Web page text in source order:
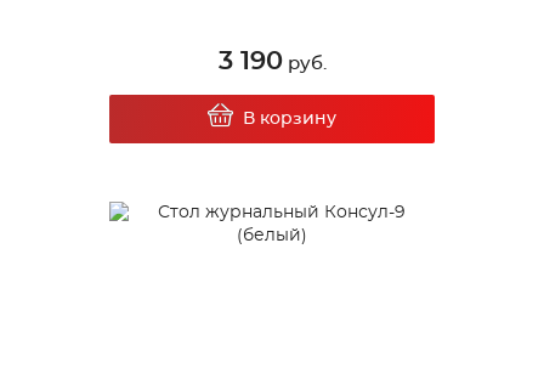
3 190руб.
В корзину